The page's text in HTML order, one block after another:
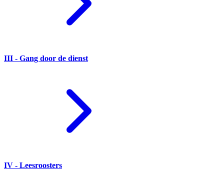
III - Gang door de dienst
IV - Leesroosters